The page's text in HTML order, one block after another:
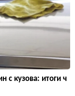
с кузова: итоги ч